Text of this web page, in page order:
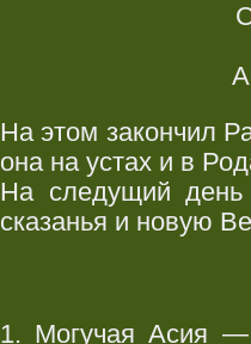
На этом закончил
она на устах и в
На следущий
сказанья и новую
1. Могучая Асия —